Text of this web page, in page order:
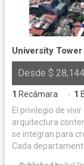
University Tower
Desde $
1 Recámara · 1
El privilegio de
arquitectura
se integran para
Cada